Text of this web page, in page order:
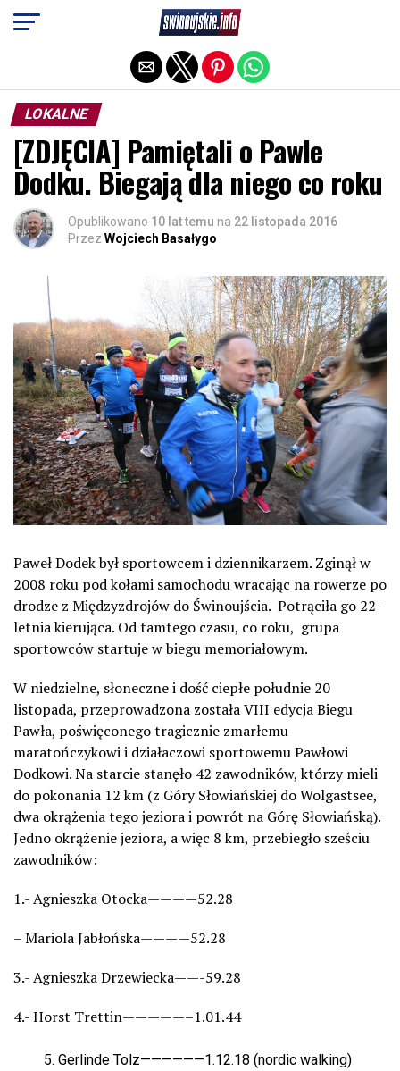
LOKALNE
[ZDJĘCIA] Pamiętali o Pawle
Dodku. Biegają dla niego co roku
Opublikowano 10 lat temu na 22 listopada 2016
Przez Wojciech Basałygo
Paweł Dodek był sportowcem i dziennikarzem. Zginął w
2008 roku pod kołami samochodu wracając na rowerze po
drodze z Międzyzdrojów do Świnoujścia. Potrąciła go 22-
letnia kierująca. Od tamtego czasu, co roku, grupa
sportowców startuje w biegu memoriałowym.
W niedzielne, słoneczne i dość ciepłe południe 20
listopada, przeprowadzona została VIII edycja Biegu
Pawła, poświęconego tragicznie zmarłemu
maratończykowi i działaczowi sportowemu Pawłowi
Dodkowi. Na starcie stanęło 42 zawodników, którzy mieli
do pokonania 12 km (z Góry Słowiańskiej do Wolgastsee,
dwa okrążenia tego jeziora i powrót na Górę Słowiańską).
Jedno okrążenie jeziora, a więc 8 km, przebiegło sześciu
zawodników:
1.- Agnieszka Otocka————52.28
– Mariola Jabłońska————52.28
3.- Agnieszka Drzewiecka——-59.28
4.- Horst Trettin—————–1.01.44
Gerlinde Tolz——————1.12.18 (nordic walking)
Exit mobile version